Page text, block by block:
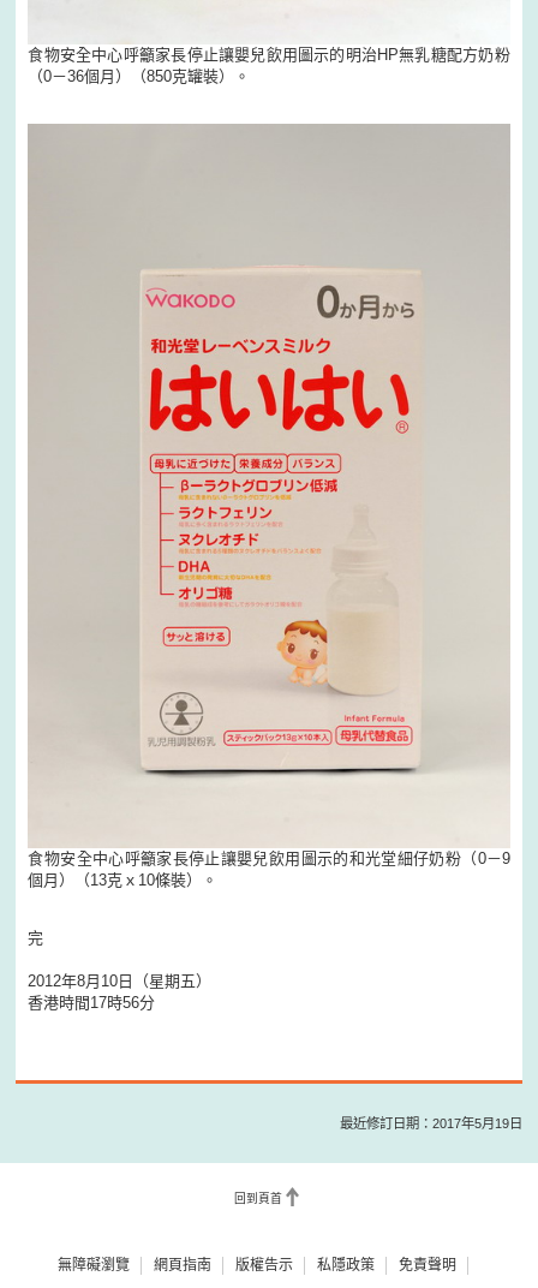
食物安全中心呼籲家長停止讓嬰兒飲用圖示的明治HP無乳糖配方奶粉
（0－36個月）（850克罐裝）。
食物安全中心呼籲家長停止讓嬰兒飲用圖示的和光堂細仔奶粉（0－9
個月）（13克ｘ10條裝）。
完
2012年8月10日（星期五）
香港時間17時56分
最近修訂日期：2017年5月19日
回到頁首
無障礙瀏覽 網頁指南 版權告示 私隱政策 免責聲明